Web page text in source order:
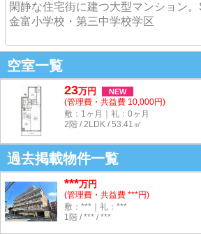
閑静な住宅街に建つ大型マンション
金富小学校・第三中学校学区
空室一覧
23万円 NEW
(管理費・共益費 10,000円)
敷：1ヶ月｜礼：0ヶ月
2階 / 2LDK / 53.41㎡
過去掲載物件一覧
***万円
(管理費・共益費 ***円)
敷：***｜礼：***
1階 / *** / ***